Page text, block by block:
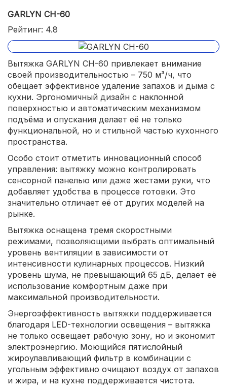
GARLYN СH-60
Рейтинг: 4.8
Вытяжка GARLYN СH-60 привлекает внимание
своей производительностью – 750 м³/ч, что
обещает эффективное удаление запахов и дыма с
кухни. Эргономичный дизайн с наклонной
поверхностью и автоматическим механизмом
подъёма и опускания делает её не только
функциональной, но и стильной частью кухонного
пространства.
Особо стоит отметить инновационный способ
управления: вытяжку можно контролировать
сенсорной панелью или даже жестами руки, что
добавляет удобства в процессе готовки. Это
значительно отличает её от других моделей на
рынке.
Вытяжка оснащена тремя скоростными
режимами, позволяющими выбрать оптимальный
уровень вентиляции в зависимости от
интенсивности кулинарных процессов. Низкий
уровень шума, не превышающий 65 дБ, делает её
использование комфортным даже при
максимальной производительности.
Энергоэффективность вытяжки поддерживается
благодаря LED-технологии освещения – вытяжка
не только освещает рабочую зону, но и экономит
электроэнергию. Моющийся пятислойный
жироулавливающий фильтр в комбинации с
угольным эффективно очищают воздух от запахов
и жира, и на кухне поддерживается чистота.